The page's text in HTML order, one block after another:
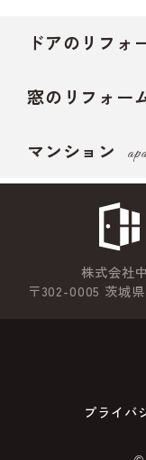
ドアのリフォ
窓のリフォー
マンション
株式会社
〒302-0005 茨城
プライバ